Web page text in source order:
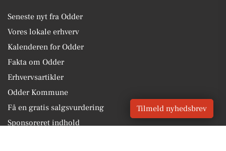
Seneste nyt fra Odder
Vores lokale erhverv
Kalenderen for Odder
Fakta om Odder
Erhvervsartikler
Odder Kommune
Få en gratis salgsvurdering
Sponsoreret indhold
Tilmeld nyhedsbrev